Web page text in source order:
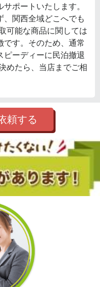
ポートいたします。
関西全域どこへでも
可能な商品に関しては
です。そのため、通常
ーディーに民泊撤退
めたら、当店までご相
頼する